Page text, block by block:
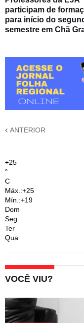
participam de
para início do
semestre em Chã
ANTERIOR
+25
°
C
Máx.:+25
Mín.:+19
Dom
Seg
Ter
Qua
VOCÊ VIU?